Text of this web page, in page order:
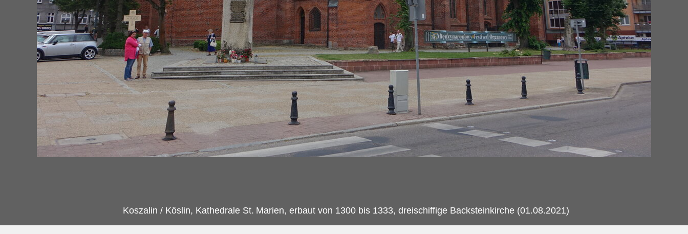
Koszalin / Köslin, Kathedrale St. Marien, erbaut von 1300 bis 1333, dreischiffige Backsteinkirche (01.08.2021)